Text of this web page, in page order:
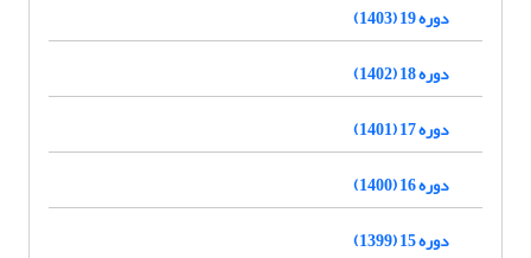
دوره 19 (1403)
دوره 18 (1402)
دوره 17 (1401)
دوره 16 (1400)
دوره 15 (1399)